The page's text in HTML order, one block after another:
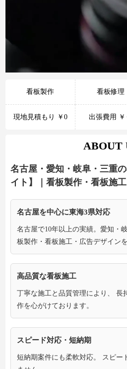
看板製作 看板修理
現地見積もり ￥0 出張費用 ￥
ABOUT
名古屋・愛知・岐阜・三重
イト】｜看板製作・看板施
名古屋を中心に東海3県対応
名古屋で10年以上の実績。愛知・
板製作・看板施工・広告デザイン
高品質な看板施工
丁寧な施工と品質管理により、 長
作を心がけております。
スピード対応・短納期
短納期案件にも柔軟対応。 スピー